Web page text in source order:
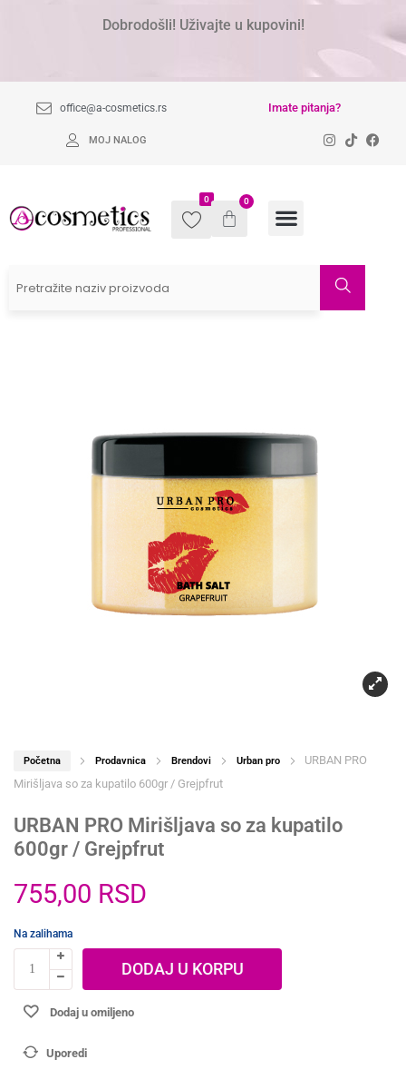
Dobrodošli! Uživajte u kupovini!
office@a-cosmetics.rs Imate pitanja?
MOJ NALOG
0 0
Početna Prodavnica Brendovi Urban pro
URBAN PRO
Mirišljava so za kupatilo 600gr / Grejpfrut
URBAN PRO Mirišljava so za kupatilo
600gr / Grejpfrut
755,00 RSD
Na zalihama
DODAJ U KORPU
Dodaj u omiljeno
Uporedi